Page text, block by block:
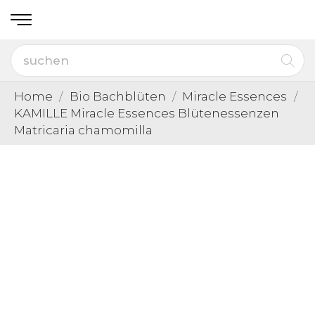
Home Bio Bachblüten
Miracle Essences
KAMILLE Miracle Essences Blütenessenzen
Matricaria chamomilla